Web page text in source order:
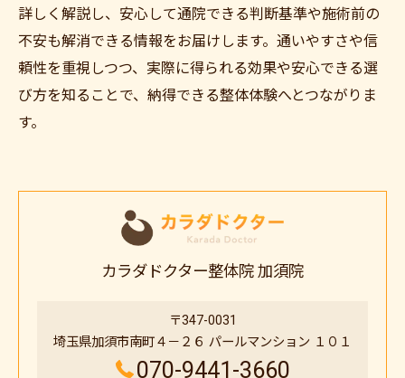
詳しく解説し、安心して通院できる判断基準や施術前の
不安も解消できる情報をお届けします。通いやすさや信
頼性を重視しつつ、実際に得られる効果や安心できる選
び方を知ることで、納得できる整体体験へとつながりま
す。
カラダドクター整体院 加須院
〒347-0031
埼玉県加須市南町４－２６ パールマンション １０１
070-9441-3660